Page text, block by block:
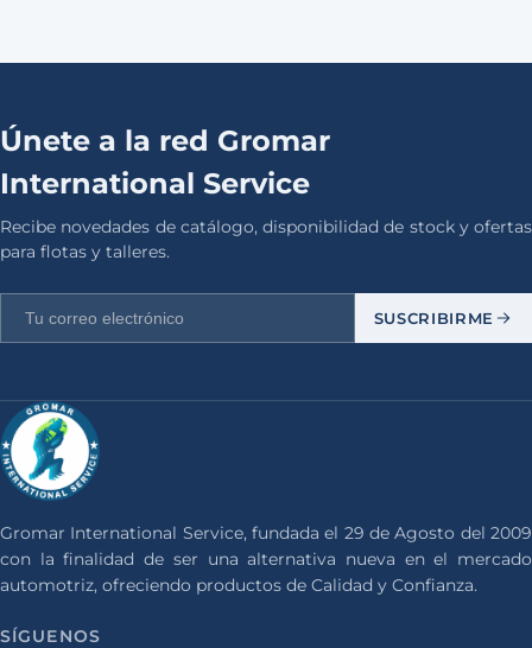
Únete a la red Gromar
International Service
Recibe novedades de catálogo, disponibilidad de stock y ofertas
para flotas y talleres.
SUSCRIBIRME
Gromar International Service, fundada el 29 de Agosto del 2009
con la finalidad de ser una alternativa nueva en el mercado
automotriz, ofreciendo productos de Calidad y Confianza.
SÍGUENOS